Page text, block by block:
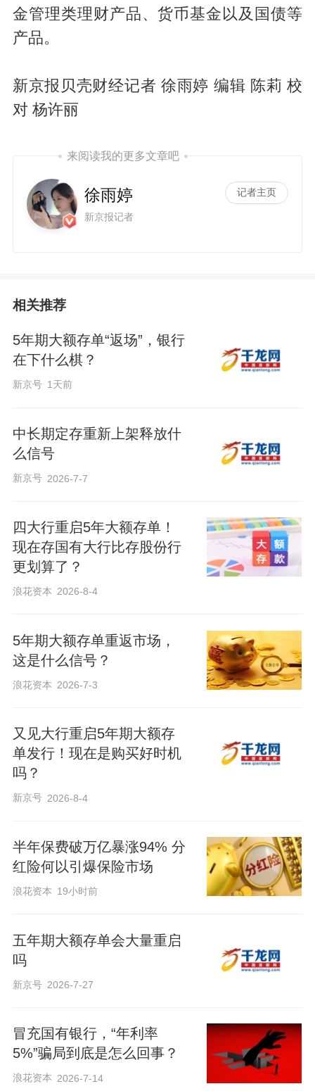
金管理类理财产品、货币基金以及国债等
产品。
新京报贝壳财经记者 徐雨婷 编辑 陈莉 校
对 杨许丽
来阅读我的更多文章吧
徐雨婷
新京报记者
记者主页
相关推荐
5年期大额存单“返场”，银行
在下什么棋？
新京号 1天前
中长期定存重新上架释放什
么信号
新京号 2026-7-7
四大行重启5年大额存单！
现在存国有大行比存股份行
更划算了？
浪花资本 2026-8-4
5年期大额存单重返市场，
这是什么信号？
浪花资本 2026-7-3
又见大行重启5年期大额存
单发行！现在是购买好时机
吗？
新京号 2026-8-4
半年保费破万亿暴涨94% 分
红险何以引爆保险市场
浪花资本 19小时前
五年期大额存单会大量重启
吗
新京号 2026-7-27
冒充国有银行，“年利率
5%”骗局到底是怎么回事？
浪花资本 2026-7-14